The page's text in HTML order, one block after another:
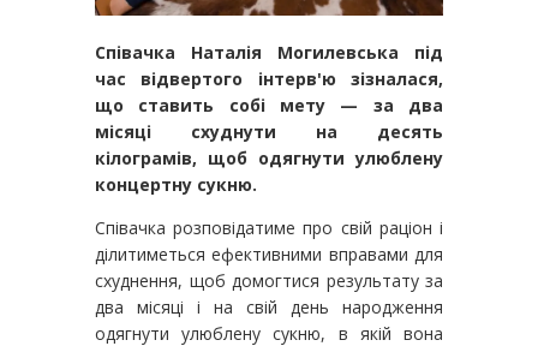
Співачка Наталія Могилевська під
час відвертого інтерв'ю зізналася,
що ставить собі мету — за два
місяці схуднути на десять
кілограмів, щоб одягнути улюблену
концертну сукню.
Співачка розповідатиме про свій раціон і
ділитиметься ефективними вправами для
схуднення, щоб домогтися результату за
два місяці і на свій день народження
одягнути улюблену сукню, в якій вона